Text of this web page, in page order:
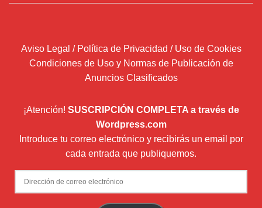
Aviso Legal / Política de Privacidad / Uso de Cookies
Condiciones de Uso y Normas de Publicación de
Anuncios Clasificados
¡Atención! SUSCRIPCIÓN COMPLETA a través de
Wordpress.com
Introduce tu correo electrónico y recibirás un email por
cada entrada que publiquemos.
Dirección
de